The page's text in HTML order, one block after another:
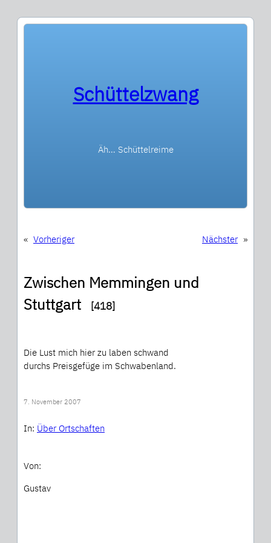
Schüttelzwang
Äh… Schüttelreime
« Vorheriger Nächster »
Zwischen Memmingen und
Stuttgart [418]
Die Lust mich hier zu laben schwand
durchs Preisgefüge im Schwabenland.
7. November 2007
In: Über Ortschaften
Von:
Gustav